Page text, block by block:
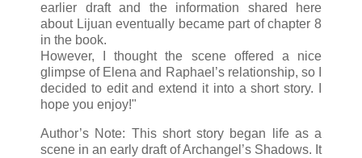
earlier draft and the information shared here
about Lijuan eventually became part of chapter 8
in the book.
However, I thought the scene offered a nice
glimpse of Elena and Raphael’s relationship, so I
decided to edit and extend it into a short story. I
hope you enjoy!"
Author’s Note: This short story began life as a
scene in an early draft of Archangel’s Shadows. It